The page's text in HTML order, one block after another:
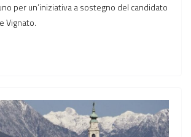
per un’iniziativa a sostegno del candidato
Vignato.